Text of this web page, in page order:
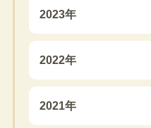
2023年
2022年
2021年